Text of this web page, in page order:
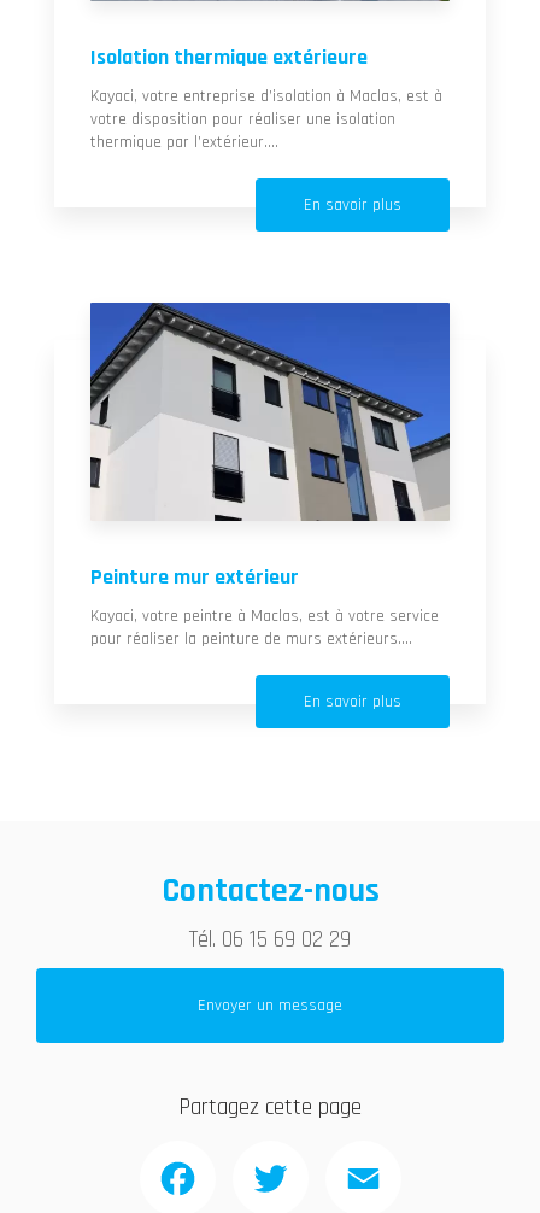
Isolation thermique extérieure
Kayaci, votre entreprise d’isolation à Maclas, est à
votre disposition pour réaliser une isolation
thermique par l’extérieur....
En savoir plus
Peinture mur extérieur
Kayaci, votre peintre à Maclas, est à votre service
pour réaliser la peinture de murs extérieurs....
En savoir plus
Contactez-nous
Tél. 06 15 69 02 29
Envoyer un message
Partagez cette page